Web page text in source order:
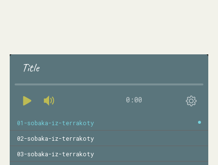
Title
0:00
01-sobaka-iz-terrakoty
02-sobaka-iz-terrakoty
03-sobaka-iz-terrakoty